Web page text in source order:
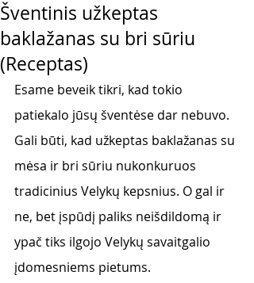
Šventinis užkeptas
baklažanas su bri sūriu
(Receptas)
Esame beveik tikri, kad tokio
patiekalo jūsų šventėse dar nebuvo.
Gali būti, kad užkeptas baklažanas su
mėsa ir bri sūriu nukonkuruos
tradicinius Velykų kepsnius. O gal ir
ne, bet įspūdį paliks neišdildomą ir
ypač tiks ilgojo Velykų savaitgalio
įdomesniems pietums.